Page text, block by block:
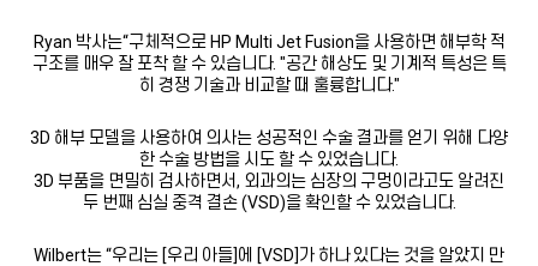
Ryan 박사는“구체적으로 HP Multi Jet Fusion을 사용하면 해부학 적
구조를 매우 잘 포착 할 수 있습니다. "공간 해상도 및 기계적 특성은 특
히 경쟁 기술과 비교할 때 훌륭합니다."
3D 해부 모델을 사용하여 의사는 성공적인 수술 결과를 얻기 위해 다양
한 수술 방법을 시도 할 수 있었습니다.
3D 부품을 면밀히 검사하면서, 외과의는 심장의 구멍이라고도 알려진
두 번째 심실 중격 결손 (VSD)을 확인할 수 있었습니다.
Wilbert는 “우리는 [우리 아들]에 [VSD]가 하나 있다는 것을 알았지 만